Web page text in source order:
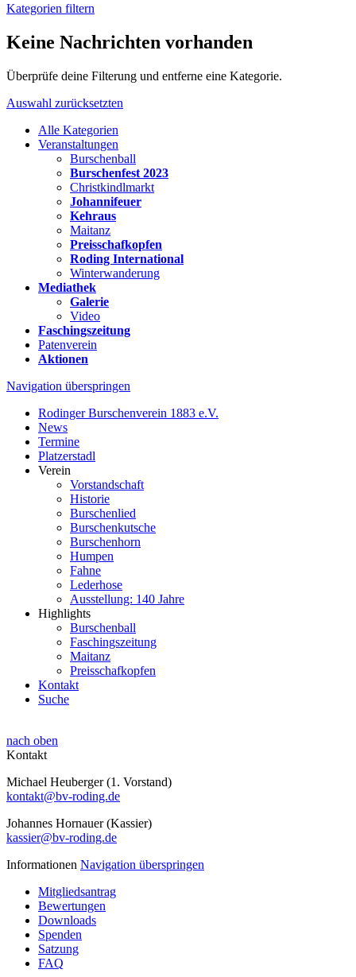
Kategorien filtern
Keine Nachrichten vorhanden
Überprüfe deine Filterung und entferne eine Kategorie.
Auswahl zurücksetzten
Alle Kategorien
Veranstaltungen
Burschenball
Burschenfest 2023
Christkindlmarkt
Johannifeuer
Kehraus
Maitanz
Preisschafkopfen
Roding International
Winterwanderung
Mediathek
Galerie
Video
Faschingszeitung
Patenverein
Aktionen
Navigation überspringen
Rodinger Burschenverein 1883 e.V.
News
Termine
Platzerstadl
Verein
Vorstandschaft
Historie
Burschenlied
Burschenkutsche
Burschenhorn
Humpen
Fahne
Lederhose
Ausstellung: 140 Jahre
Highlights
Burschenball
Faschingszeitung
Maitanz
Preisschafkopfen
Kontakt
Suche
nach oben
Kontakt
Michael Heuberger (1. Vorstand)
kontakt@bv-roding.de
Johannes Hornauer (Kassier)
kassier@bv-roding.de
Informationen Navigation überspringen
Mitgliedsantrag
Bewertungen
Downloads
Spenden
Satzung
FAQ